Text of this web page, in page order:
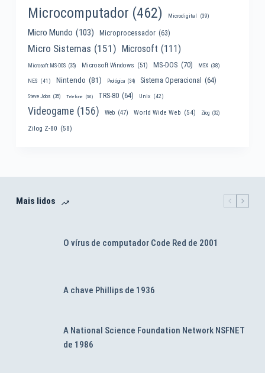
Microcomputador (462) Microdigital (39)
Micro Mundo (103) Microprocessador (63)
Micro Sistemas (151) Microsoft (111)
Microsoft MS-DOS (35) Microsoft Windows (51) MS-DOS (70) MSX (38)
NES (41) Nintendo (81) Prológica (34) Sistema Operacional (64)
Steve Jobs (35) Telefone (30) TRS-80 (64) Unix (42)
Videogame (156) Web (47) World Wide Web (54) Zilog (32)
Zilog Z-80 (58)
Mais lidos
O vírus de computador Code Red de 2001
A chave Phillips de 1936
A National Science Foundation Network NSFNET
de 1986